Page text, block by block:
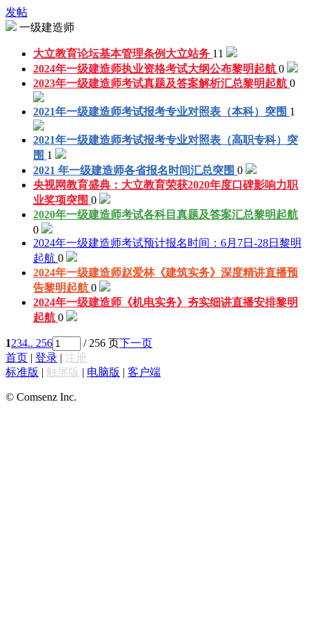
发帖
一级建造师
大立教育论坛基本管理条例 大立站务 11
2024年一级建造师执业资格考试大纲公布黎明起航 0
2023年一级建造师考试真题及答案解析汇总黎明起航 0
2021年一级建造师考试报考专业对照表（本科） 突围 1
2021年一级建造师考试报考专业对照表（高职专科） 突
围 1
2021 年一级建造师各省报名时间汇总突围 0
央视网教育盛典：大立教育荣获2020年度口碑影响力职
业奖项突围 0
2020年一级建造师考试各科目真题及答案汇总黎明起航
0
2024年一级建造师考试预计报名时间：6月7日-28日 黎明
起航 0
2024年一级建造师赵爱林《建筑实务》深度精讲直播预
告黎明起航 0
2024年一级建造师《机电实务》夯实细讲直播安排黎明
起航 0
1234.. 256 / 256 页下一页
首页 | 登录 | 注册
标准版 | 触屏版 | 电脑版 | 客户端
© Comsenz Inc.